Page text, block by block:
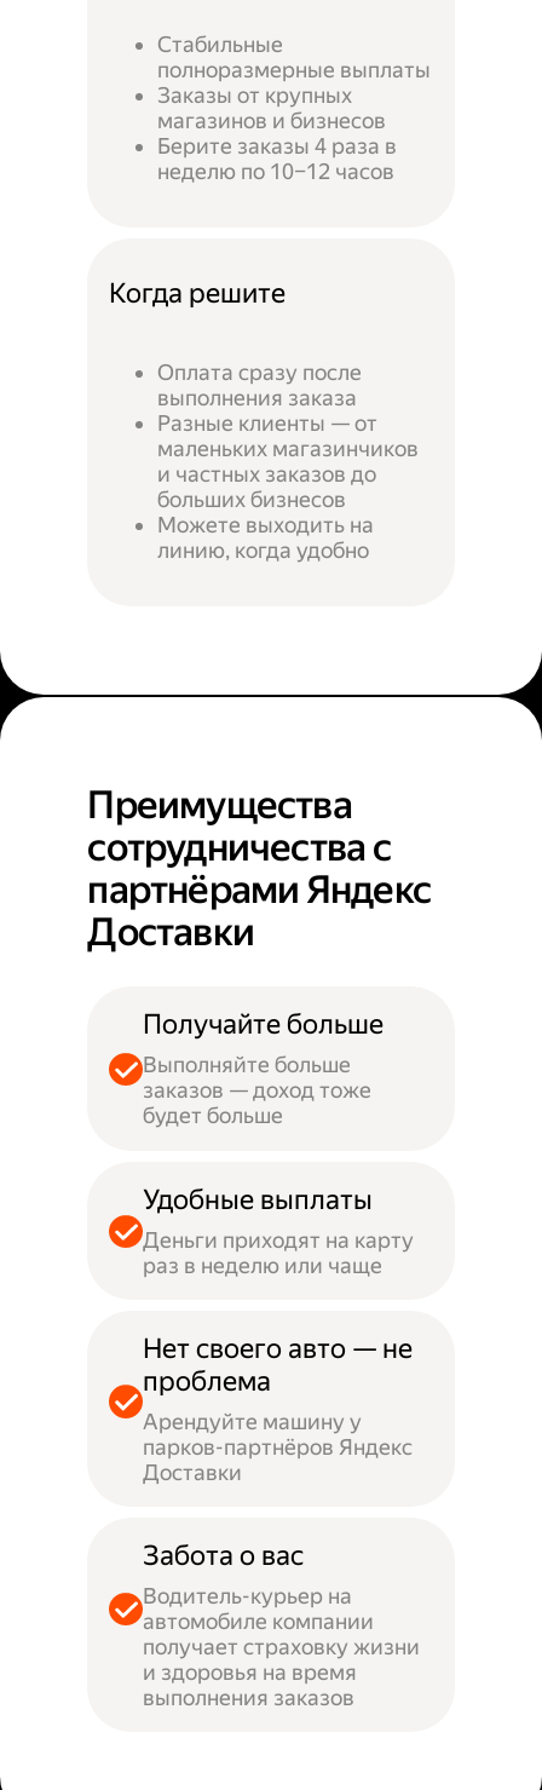
Стабильные
полноразмерные выплаты
Заказы от крупных
магазинов и бизнесов
Берите заказы 4 раза в
неделю по 10–12 часов
Когда решите
Оплата сразу после
выполнения заказа
Разные клиенты — от
маленьких магазинчиков
и частных заказов до
больших бизнесов
Можете выходить на
линию, когда удобно
Преимущества
сотрудничества с
партнёрами Яндекс
Доставки
Получайте больше
Выполняйте больше
заказов — доход тоже
будет больше
Удобные выплаты
Деньги приходят на карту
раз в неделю или чаще
Нет своего авто — не
проблема
Арендуйте машину у
парков-партнёров Яндекс
Доставки
Забота о вас
Водитель-курьер на
автомобиле компании
получает страховку жизни
и здоровья на время
выполнения заказов